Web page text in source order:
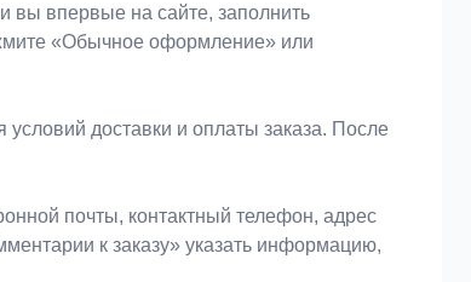
вы впервые на сайте, заполнить
«Обычное оформление» или
доставки и оплаты заказа. После
почты, контактный телефон, адрес
к заказу» указать информацию,